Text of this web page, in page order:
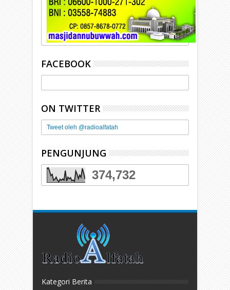
FACEBOOK
ON TWITTER
Tweet oleh @radioalfatah
PENGUNJUNG
374,732
Kategori Berita